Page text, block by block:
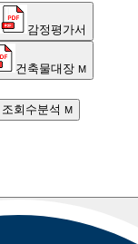
감정평가서
건축물대장 M
조회수분석 M